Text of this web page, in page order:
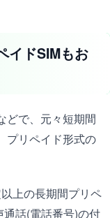
イドSIMもお
どで、元々短期間
プリペイド形式の
上の長期間プリペ
話(電話番号)の付